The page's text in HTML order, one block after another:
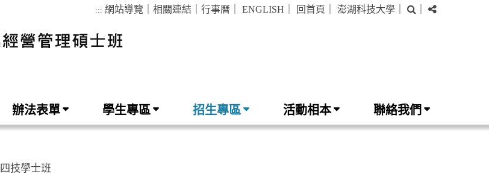
::: 網站導覽 相關連結 行事曆 ENGLISH 回首頁 澎湖科技大學
分
辦法表單 學生專區 招生專區 活動相本 聯絡我們
四技學士班